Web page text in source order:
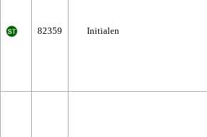
82359 Initialen